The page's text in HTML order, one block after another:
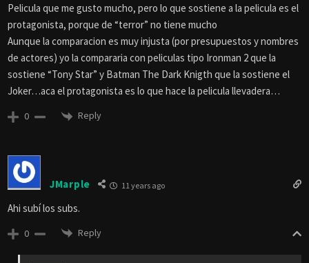
Pelicula que me gusto mucho, pero lo que sostiene a la pelicula es el
protagonista, porque de “terror” no tiene mucho
Aunque la comparacion es muy injusta (por presupuestos y nombres
de actores) yo la compararia con peliculas tipo Ironman 2 que la
sostiene “Tony Star” y Batman The Dark Knigth que la sostiene el
Joker…aca el protagonista es lo que hace la pelicula llevadera…
0 Reply
JMarple 11 years ago
Ahi subí los subs.
0 Reply